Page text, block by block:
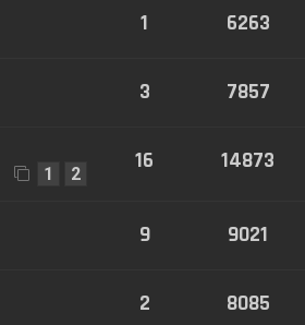
1 6263
3 7857
1 2 16 14873
9 9021
2 8085